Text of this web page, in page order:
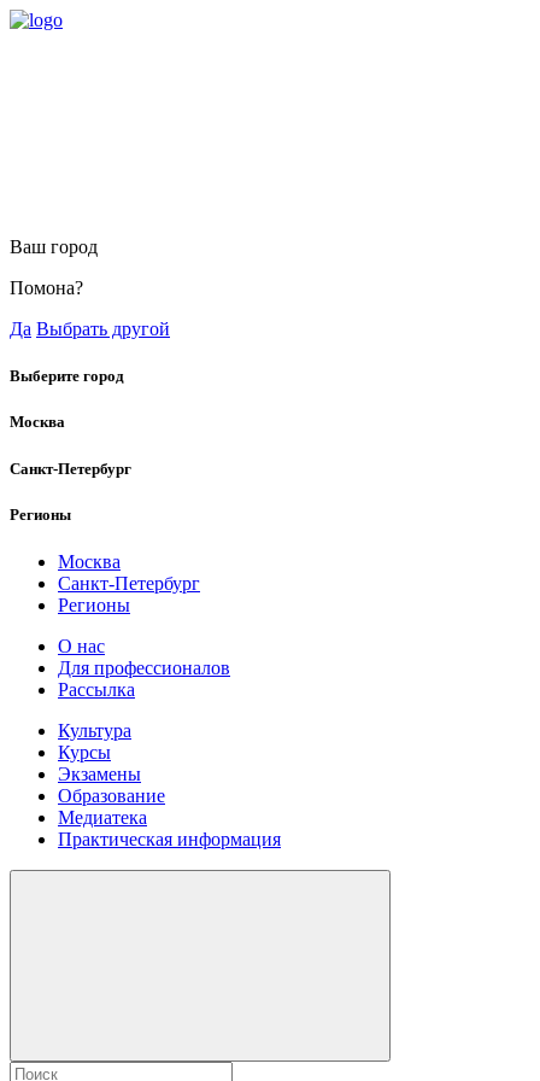
Ваш город
Помона?
Да Выбрать другой
Выберите город
Москва
Санкт-Петербург
Регионы
Москва
Санкт-Петербург
Регионы
О нас
Для профессионалов
Рассылка
Культура
Курсы
Экзамены
Образование
Медиатека
Практическая информация